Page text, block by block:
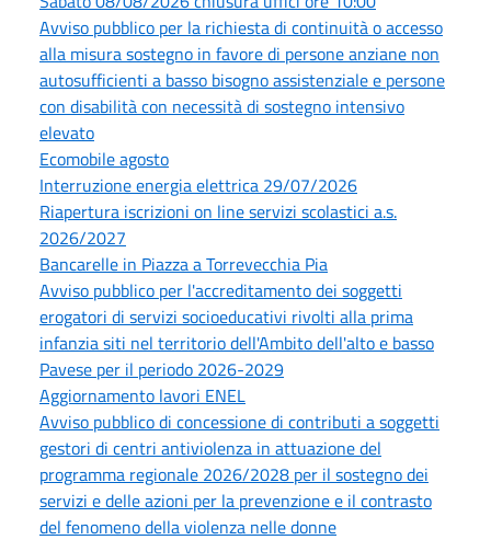
Avviso pubblico per la richiesta di continuità o accesso
alla misura sostegno in favore di persone anziane non
autosufficienti a basso bisogno assistenziale e persone
con disabilità con necessità di sostegno intensivo
elevato
Ecomobile agosto
Interruzione energia elettrica 29/07/2026
Riapertura iscrizioni on line servizi scolastici a.s.
2026/2027
Bancarelle in Piazza a Torrevecchia Pia
Avviso pubblico per l'accreditamento dei soggetti
erogatori di servizi socioeducativi rivolti alla prima
infanzia siti nel territorio dell'Ambito dell'alto e basso
Pavese per il periodo 2026-2029
Aggiornamento lavori ENEL
Avviso pubblico di concessione di contributi a soggetti
gestori di centri antiviolenza in attuazione del
programma regionale 2026/2028 per il sostegno dei
servizi e delle azioni per la prevenzione e il contrasto
del fenomeno della violenza nelle donne